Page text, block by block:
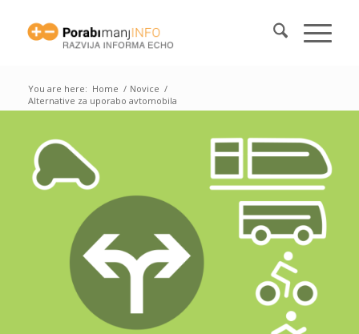
You are here: Home / Novice /
Alternative za uporabo avtomobila